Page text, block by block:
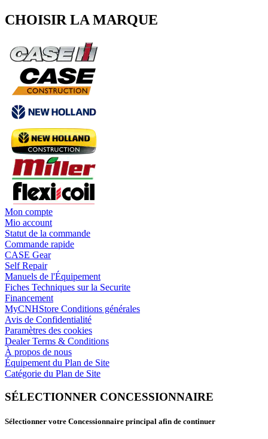
CHOISIR LA MARQUE
Mon compte
Mio account
Statut de la commande
Commande rapide
CASE Gear
Self Repair
Manuels de l'Équipement
Fiches Techniques sur la Securite
Financement
MyCNHStore Conditions générales
Avis de Confidentialité
Paramètres des cookies
Dealer Terms & Conditions
À propos de nous
Équipement du Plan de Site
Catégorie du Plan de Site
SÉLECTIONNER CONCESSIONNAIRE
Sélectionner votre Concessionnaire principal afin de continuer